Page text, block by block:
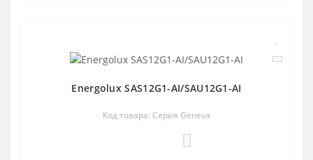
Energolux SAS12G1-AI/SAU12G1-AI
Код товара: Серия Geneva